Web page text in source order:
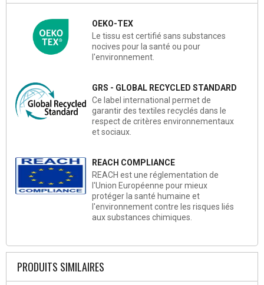
OEKO-TEX
Le tissu est certifié sans substances
nocives pour la santé ou pour
l'environnement.
GRS - GLOBAL RECYCLED STANDARD
Ce label international permet de
garantir des textiles recyclés dans le
respect de critères environnementaux
et sociaux.
REACH COMPLIANCE
REACH est une réglementation de
l'Union Européenne pour mieux
protéger la santé humaine et
l'environnement contre les risques liés
aux substances chimiques.
PRODUITS SIMILAIRES